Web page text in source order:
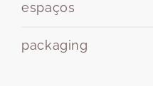
espaços
packaging